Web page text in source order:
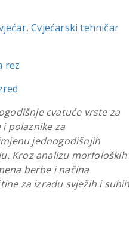
,Cvjećarski tehničar
rez
cvatuće vrste za
polaznike za
jednogodišnjih
Kroz analizu morfoloških
berbe i načina
za izradu svježih i suhih